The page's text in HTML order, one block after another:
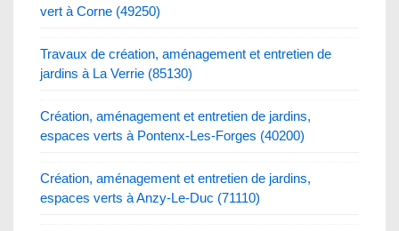
vert à Corne (49250)
Travaux de création, aménagement et entretien de
jardins à La Verrie (85130)
Création, aménagement et entretien de jardins,
espaces verts à Pontenx-Les-Forges (40200)
Création, aménagement et entretien de jardins,
espaces verts à Anzy-Le-Duc (71110)